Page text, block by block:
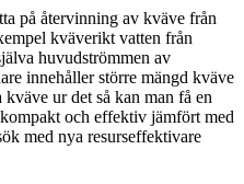
på återvinning av kväve från
kväverikt vatten från
huvudströmmen av
innehåller större mängd kväve
ur det så kan man få en
och effektiv jämfört med
med nya resurseffektivare